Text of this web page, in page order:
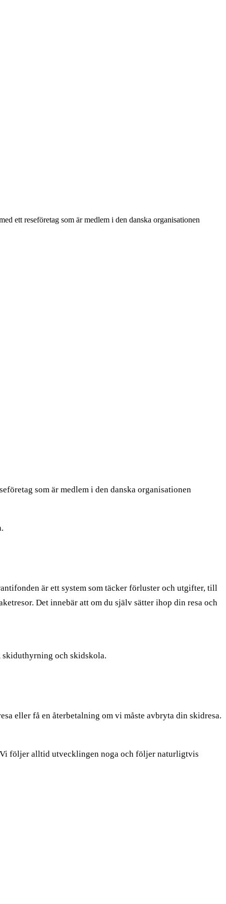
ett reseföretag som är medlem i den danska organisationen
som är medlem i den danska organisationen
är ett system som täcker förluster och utgifter, till
Det innebär att om du själv sätter ihop din resa och
skiduthyrning och skidskola.
eller få en återbetalning om vi måste avbryta din skidresa.
följer alltid utvecklingen noga och följer naturligtvis